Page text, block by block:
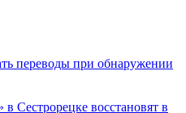
переводы при обнаружении
Сестрорецке восстановят в